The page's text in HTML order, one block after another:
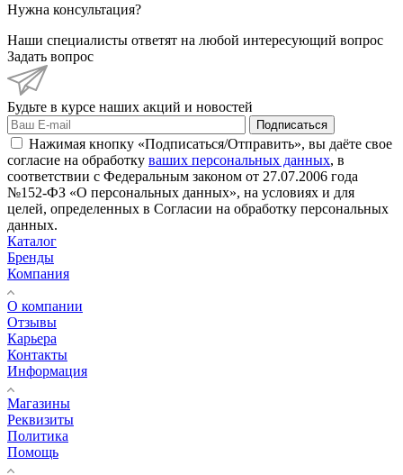
Нужна консультация?
Наши специалисты ответят на любой интересующий вопрос
Задать вопрос
Будьте в курсе наших акций и новостей
Подписаться
Нажимая кнопку «Подписаться/Отправить», вы даёте свое
согласие на обработку ваших персональных данных, в
соответствии с Федеральным законом от 27.07.2006 года
№152-ФЗ «О персональных данных», на условиях и для
целей, определенных в Согласии на обработку персональных
данных.
Каталог
Бренды
Компания
О компании
Отзывы
Карьера
Контакты
Информация
Магазины
Реквизиты
Политика
Помощь